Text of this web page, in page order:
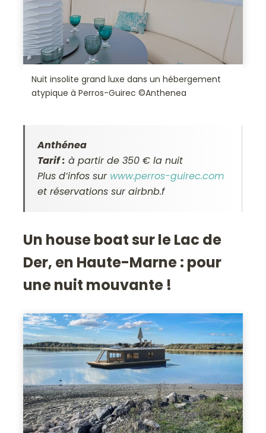
Nuit insolite grand luxe dans un hébergement
atypique à Perros-Guirec ©Anthenea
Anthénea
Tarif : à partir de 350 € la nuit
Plus d’infos sur www.perros-guirec.com
et réservations sur airbnb.f
Un house boat sur le Lac de
Der, en Haute-Marne : pour
une nuit mouvante !